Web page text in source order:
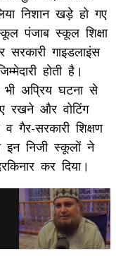
निशान खड़े हो गए
पंजाब स्कूल शिक्षा
गाइडलाइंस
होती है।
भी अप्रिय घटना से
रखने और वोटिंग
गैर-सरकारी शिक्षण
निजी स्कूलों ने
कर दिया।